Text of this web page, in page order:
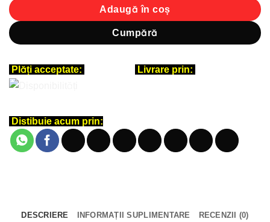
Adaugă în coș
Cumpără
Plăți acceptate: Livrare prin:
Distibuie acum prin:
DESCRIERE INFORMAȚII SUPLIMENTARE RECENZII (0)